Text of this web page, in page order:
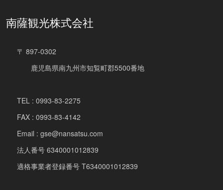
南薩観光株式会社
〒 897-0302
鹿児島県南九州市知覧町郡5500番地
TEL : 0993-83-2275
FAX : 0993-83-4142
Email : gse@nansatsu.com
法人番号 6340001012839
適格事業者登録番号 T6340001012839